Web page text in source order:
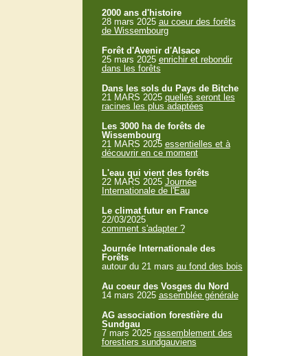
2000 ans d'histoire
28 mars 2025 au coeur des forêts
de Wissembourg
Forêt d'Avenir d'Alsace
25 mars 2025 enrichir et rebondir
dans les forêts
Dans les sols du Pays de Bitche
21 MARS 2025 quelles seront les
racines les plus adaptées
Les 3000 ha de forêts de
Wissembourg
21 MARS 2025 essentielles et à
découvrir en ce moment
L'eau qui vient des forêts
22 MARS 2025 Journée
Internationale de l'Eau
Le climat futur en France
22/03/2025
comment s'adapter ?
Journée Internationale des
Forêts
autour du 21 mars au fond des bois
Au coeur des Vosges du Nord
14 mars 2025 assemblée générale
AG association forestière du
Sundgau
7 mars 2025 rassemblement des
forestiers sundgauviens